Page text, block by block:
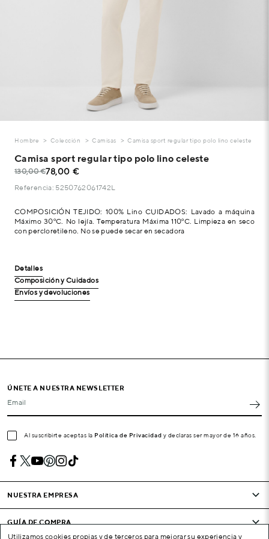
Hombre Colección Camisas Camisa sport regular tipo polo lino celeste
Camisa sport regular tipo polo lino celeste
130,00 €78,00 €
Referencia: 5250762061742L
COMPOSICIÓN TEJIDO: 100% Lino CUIDADOS: Lavado a máquina
Máximo 30ºC. No lejía. Temperatura Máxima 110ºC. Limpieza en seco
con percloretileno. No se puede secar en secadora
Detalles
Composición y Cuidados
Envíos y devoluciones
ÚNETE A NUESTRA NEWSLETTER
Email
Al suscribirte aceptas la Política de Privacidad y declaras ser mayor de 16 años.
NUESTRA EMPRESA
GUÍA DE COMPRA
Utilizamos cookies propias y de terceros para mejorar su experiencia y